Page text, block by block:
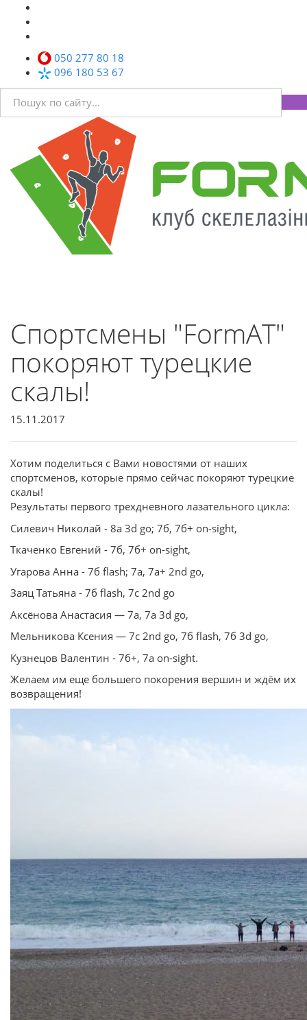
050 277 80 18
096 180 53 67
Спортсмены "FormAT"
покоряют турецкие
скалы!
15.11.2017
Хотим поделиться с Вами новостями от наших
спортсменов, которые прямо сейчас покоряют турецкие
скалы!
Результаты первого трехдневного лазательного цикла:
Силевич Николай - 8a 3d go; 7б, 7б+ on-sight,
Ткаченко Евгений - 7б, 7б+ on-sight,
Угарова Анна - 7б flash; 7a, 7a+ 2nd go,
Заяц Татьяна - 7б flash, 7c 2nd go
Аксёнова Анастасия — 7а, 7а 3d go,
Мельникова Ксения — 7с 2nd go, 7б flash, 7б 3d go,
Кузнецов Валентин - 7б+, 7a on-sight.
Желаем им еще большего покорения вершин и ждём их
возвращения!